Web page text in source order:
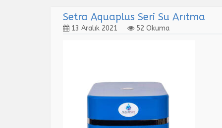
Setra Aquaplus Seri Su Arıtma
13 Aralık 2021 52 Okuma